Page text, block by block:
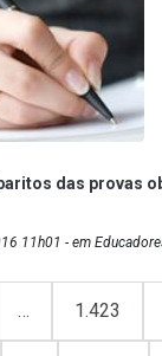
das provas
11h01 - em
… 1.423